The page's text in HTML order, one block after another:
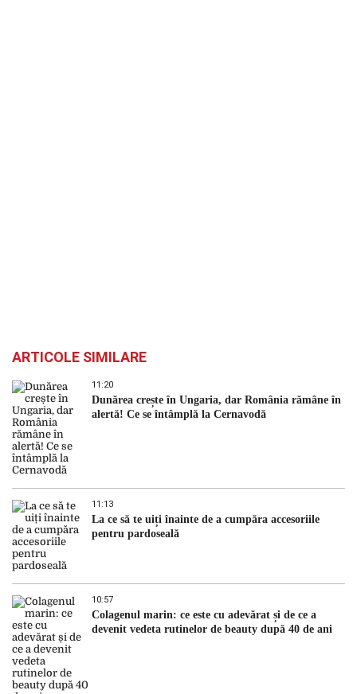
ARTICOLE SIMILARE
11:20
Dunărea crește în Ungaria, dar România rămâne în
alertă! Ce se întâmplă la Cernavodă
11:13
La ce să te uiți înainte de a cumpăra accesoriile
pentru pardoseală
10:57
Colagenul marin: ce este cu adevărat și de ce a
devenit vedeta rutinelor de beauty după 40 de ani